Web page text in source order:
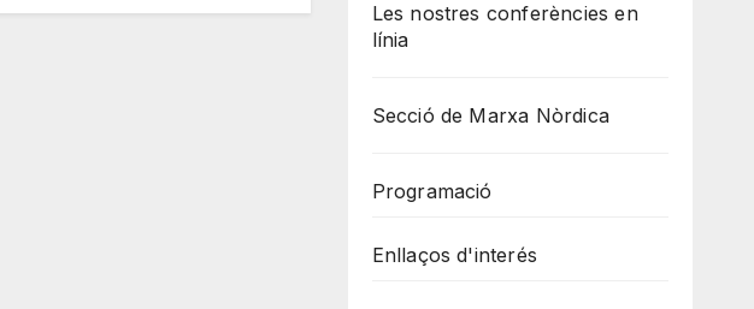
Les nostres conferències en
línia
Secció de Marxa Nòrdica
Programació
Enllaços d'interés